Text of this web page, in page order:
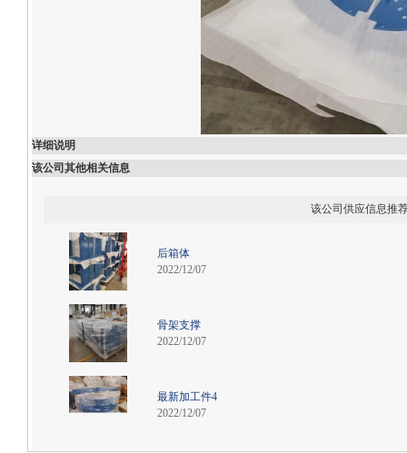
详细说明
该公司其他相关信息
该公司供应信息推
后箱体
2022/12/07
骨架支撑
2022/12/07
最新加工件4
2022/12/07